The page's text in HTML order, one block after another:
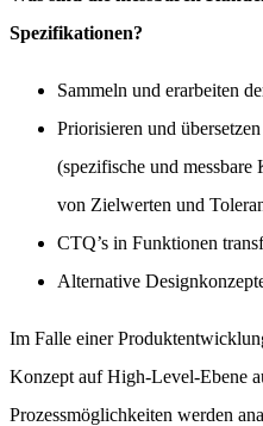
Spezifikationen?
Sammeln und erarbeiten
Priorisieren und
(spezifische und
von Zielwerten und
CTQ’s in Funktionen
Alternative
Im Falle einer
Konzept auf High-Level-Ebene
Prozessmöglichkeiten werden